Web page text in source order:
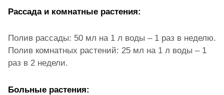
Рассада и комнатные растения:
Полив рассады: 50 мл на 1 л воды – 1 раз в неделю.
Полив комнатных растений: 25 мл на 1 л воды – 1
раз в 2 недели.
Больные растения: